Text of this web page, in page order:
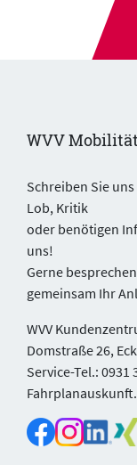
WVV
Schreiben Sie
Lob, Kritik
oder benötigen
uns!
Gerne
gemeinsam Ihr
WVV
Domstraße 26,
Service-Tel.: 0931